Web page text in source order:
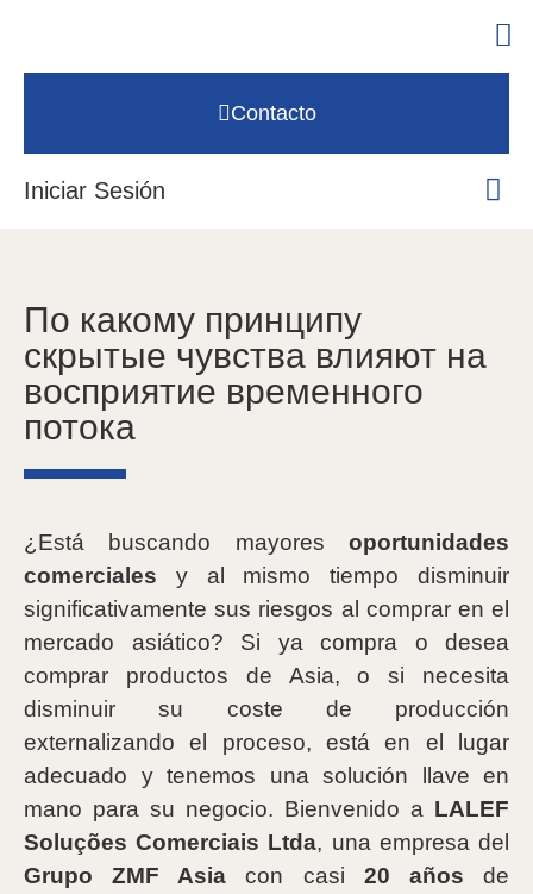
Contacto
Iniciar Sesión
По какому принципу
скрытые чувства влияют на
восприятие временного
потока
¿Está buscando mayores oportunidades
comerciales y al mismo tiempo disminuir
significativamente sus riesgos al comprar en el
mercado asiático? Si ya compra o desea
comprar productos de Asia, o si necesita
disminuir su coste de producción
externalizando el proceso, está en el lugar
adecuado y tenemos una solución llave en
mano para su negocio. Bienvenido a LALEF
Soluções Comerciais Ltda, una empresa del
Grupo ZMF Asia con casi 20 años de